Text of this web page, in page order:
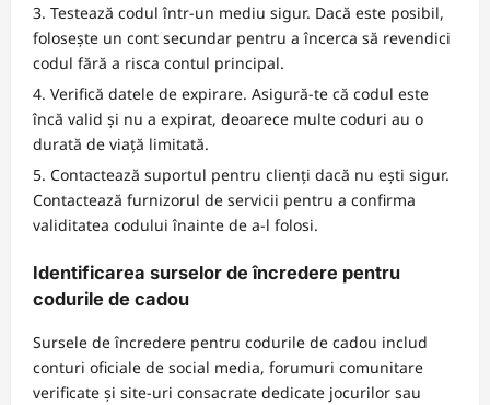
Testează codul într-un mediu sigur. Dacă este posibil,
folosește un cont secundar pentru a încerca să revendici
codul fără a risca contul principal.
Verifică datele de expirare. Asigură-te că codul este
încă valid și nu a expirat, deoarece multe coduri au o
durată de viață limitată.
Contactează suportul pentru clienți dacă nu ești sigur.
Contactează furnizorul de servicii pentru a confirma
validitatea codului înainte de a-l folosi.
Identificarea surselor de încredere pentru
codurile de cadou
Sursele de încredere pentru codurile de cadou includ
conturi oficiale de social media, forumuri comunitare
verificate și site-uri consacrate dedicate jocurilor sau